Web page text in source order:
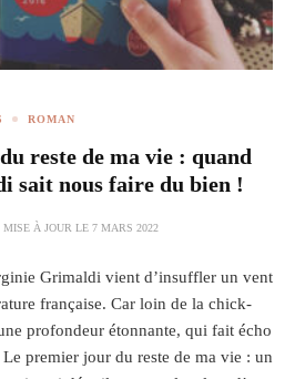
ROMAN
reste de ma vie : quand
sait nous faire du bien !
MISE À JOUR LE 7 MARS 2022
Grimaldi vient d’insuffler un vent
française. Car loin de la chick-
profondeur étonnante, qui fait écho
Le premier jour du reste de ma vie : un